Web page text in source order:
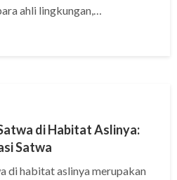
ahli lingkungan,…
di Habitat Aslinya:
Satwa
di habitat aslinya merupakan